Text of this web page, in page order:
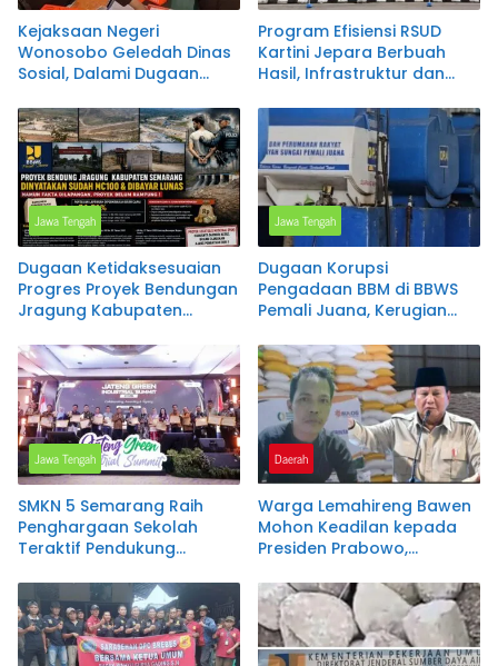
Kejaksaan Negeri
Wonosobo Geledah Dinas
Sosial, Dalami Dugaan
Program PKH
Program Efisiensi RSUD
Kartini Jepara Berbuah
Hasil, Infrastruktur dan
Ditingkatkan
Jawa Tengah
Dugaan Ketidaksesuaian
Progres Proyek Bendungan
Jragung Kabupaten
Administrasi Disebut MC
100 Persen, Pantauan
Lapangan Diperkirakan
Baru Capai 91,51 Persen
Jawa Tengah
Dugaan Korupsi
Pengadaan BBM di BBWS
Pemali Juana, Kerugian
Rp1,5 Miliar per Bulan
Jawa Tengah
SMKN 5 Semarang Raih
Penghargaan Sekolah
Teraktif Pendukung
Mengajar pada Jateng
Green Industry Summit
2026
Daerah
Warga Lemahireng Bawen
Mohon Keadilan kepada
Presiden Prabowo,
Penerima Bantuan Pangan